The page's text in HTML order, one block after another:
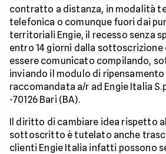
contratto a distanza, in modalità
telefonica o comunque fuori dai
territoriali Engie, il recesso senza
entro 14 giorni dalla sottoscrizione
essere comunicato compilando,
inviando il modulo di
raccomandata a/r ad Engie Italia
-70126 Bari (BA).
Il diritto di cambiare idea rispetto
sottoscritto è tutelato anche
clienti Engie Italia infatti possono